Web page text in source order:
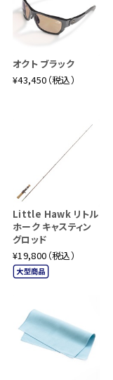
オクト ブラック
¥43,450（税込）
Little Hawk リトル
ホーク キャスティン
グロッド
¥19,800（税込）